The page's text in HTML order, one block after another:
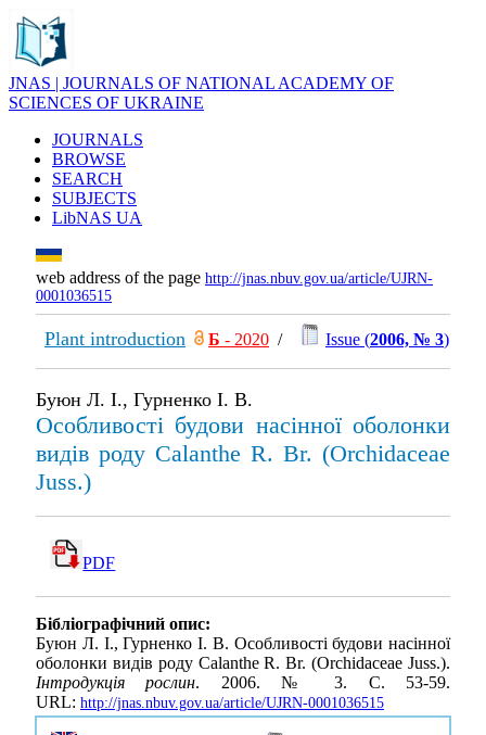
JNAS | JOURNALS OF NATIONAL ACADEMY OF
SCIENCES OF UKRAINE
JOURNALS
BROWSE
SEARCH
SUBJECTS
LibNAS UA
web address of the page http://jnas.nbuv.gov.ua/article/UJRN-
0001036515
Plant introduction Б - 2020 / Issue (2006, № 3)
Буюн Л. І., Гурненко І. В.
Особливості будови насінної оболонки
видів роду Calanthe R. Br. (Orchidaceae
Juss.)
PDF
Бібліографічний опис:
Буюн Л. І., Гурненко І. В. Особливості будови насінної
оболонки видів роду Calanthe R. Br. (Orchidaceae Juss.).
Інтродукція рослин. 2006. № 3. С. 53-59.
URL: http://jnas.nbuv.gov.ua/article/UJRN-0001036515